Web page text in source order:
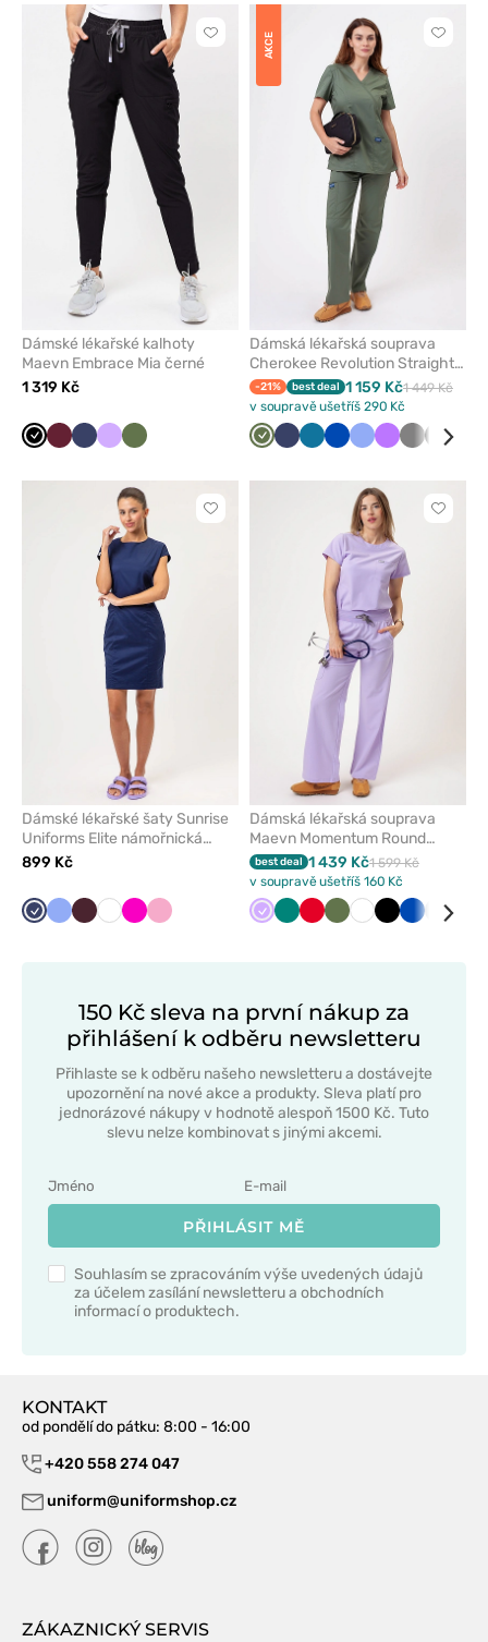
Kliknutím
odeberete
Dámské lékařské kalhoty
Maevn Embrace Mia černé
1 319 Kč
ČernáTřešňová
Námořnická
Levandulová
Olivková
AKCE
Dámská lékařská souprava
Cherokee Revolution Straight
olivková
-21% best deal 1 159 Kč1 449 Kč
v soupravě ušetříš 290 Kč
OlivkováNámořnická
Karaibsky
Královsky
KlasickyFialováŠedáČerná
Kliknutím
Dámské lékařské šaty Sunrise
Uniforms Elite námořnická
modř
899 Kč
Námořnická
KlasickyBurgundová
Bílá Malinová
Liliová
Dámská lékařská souprava
Maevn Momentum Round
lavendulová
best deal 1 439 Kč1 599 Kč
v soupravě ušetříš 160 Kč
Levandulová
ZelenáČervenáOlivková
Bílá ČernáKrálovsky
Světle
150 Kč sleva na první nákup za
přihlášení k odběru newsletteru
Přihlaste se k odběru našeho newsletteru a dostávejte
upozornění na nové akce a produkty. Sleva platí pro
jednorázové nákupy v hodnotě alespoň 1500 Kč. Tuto
slevu nelze kombinovat s jinými akcemi.
PŘIHLÁSIT MĚ
Souhlasím se zpracováním výše uvedených údajů
za účelem zasílání newsletteru a obchodních
informací o produktech.
KONTAKT
od pondělí do pátku: 8:00 - 16:00
+420 558 274 047
uniform@uniformshop.cz
ZÁKAZNICKÝ SERVIS